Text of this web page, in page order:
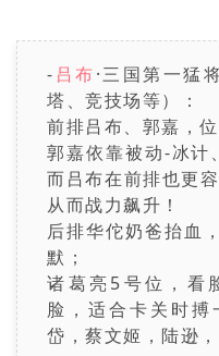
- 吕布·三国第一猛
塔、竞技场等）：
前排吕布、郭嘉，
郭嘉依靠被动-冰计
而吕布在前排也更
从而战力飙升！
后排华佗奶爸抬血
默；
诸葛亮5号位，看
脸，适合卡关时搏
岱，蔡文姬，陆逊